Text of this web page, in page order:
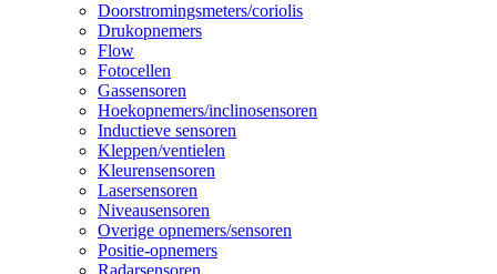
Doorstromingsmeters/coriolis
Drukopnemers
Flow
Fotocellen
Gassensoren
Hoekopnemers/inclinosensoren
Inductieve sensoren
Kleppen/ventielen
Kleurensensoren
Lasersensoren
Niveausensoren
Overige opnemers/sensoren
Positie-opnemers